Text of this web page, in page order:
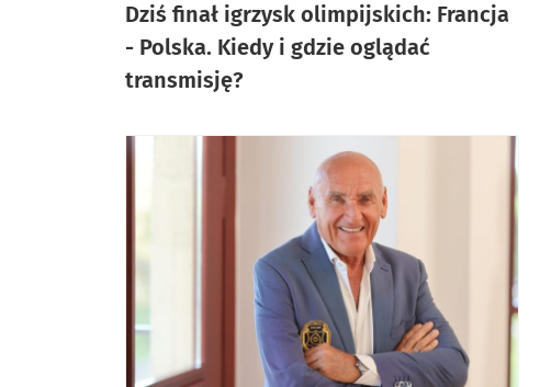
Dziś finał igrzysk olimpijskich: Francja
- Polska. Kiedy i gdzie oglądać
transmisję?